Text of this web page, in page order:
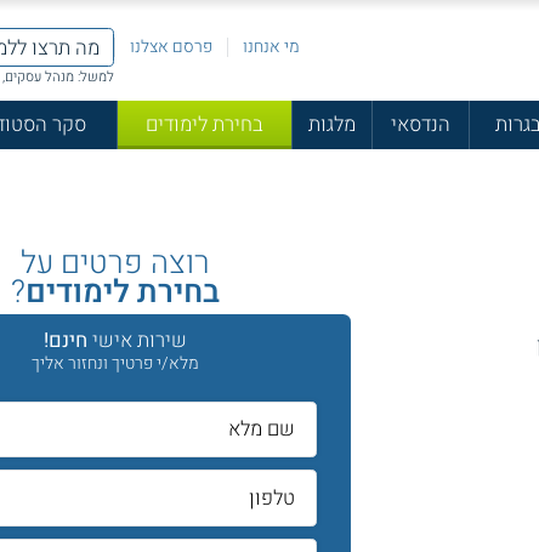
מי אנחנו פרסם אצלנו
למשל: מנהל
הנדסאי מלגות בחירת לימודים סקר
רוצה פרטים על
בחירת לימודים?
שירות אישי חינם!
מלא/י פרטיך ונחזור אליך